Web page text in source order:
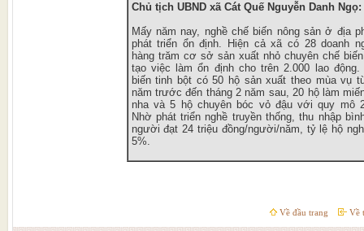
Chủ tịch UBND xã Cát Quế Nguyễn Danh Ngọ:
Mấy năm nay, nghề chế biến nông sản ở địa
phát triển ổn định. Hiện cả xã có 28 doanh
hàng trăm cơ sở sản xuất nhỏ chuyên chế
tạo việc làm ổn định cho trên 2.000 lao động.
biến tinh bột có 50 hộ sản xuất theo mùa vụ
năm trước đến tháng 2 năm sau, 20 hộ làm
nha và 5 hộ chuyên bóc vỏ đậu với quy mô
Nhờ phát triển nghề truyền thống, thu nhập
người đạt 24 triệu đồng/người/năm, tỷ lệ hộ
5%.
Về đầu trang Về